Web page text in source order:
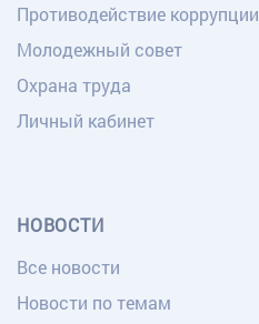
Противодействие коррупции
Молодежный совет
Охрана труда
Личный кабинет
НОВОСТИ
Все новости
Новости по темам